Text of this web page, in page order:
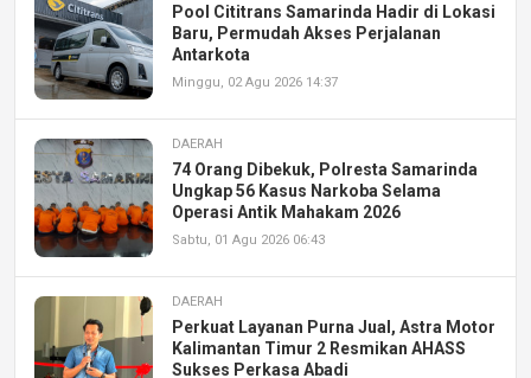
Pool Cititrans Samarinda Hadir di Lokasi
Baru, Permudah Akses Perjalanan
Antarkota
Minggu, 02 Agu 2026 14:37
DAERAH
74 Orang Dibekuk, Polresta Samarinda
Ungkap 56 Kasus Narkoba Selama
Operasi Antik Mahakam 2026
Sabtu, 01 Agu 2026 06:43
DAERAH
Perkuat Layanan Purna Jual, Astra Motor
Kalimantan Timur 2 Resmikan AHASS
Sukses Perkasa Abadi